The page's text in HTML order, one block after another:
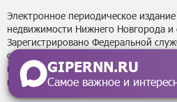
GIPERNN.RU
Самое важное и
Электронное периодическое
недвижимости Нижнего Новгорода
Зарегистрировано Федеральной
связи, информационных технологий
и массовых коммуникаций
номером Эл № ФС77-43795 от 07